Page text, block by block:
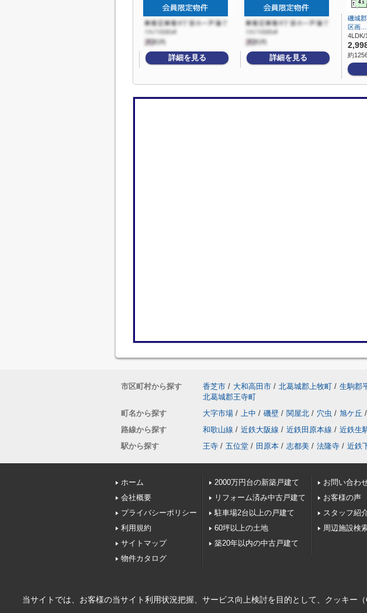
詳細を見る 詳細を見る
磯城
区画…
4LDK/
約
市区町村から探す 香芝市 / 大和高田市 / 北葛城郡上牧町 / 生駒郡
北葛城郡王寺町
町名から探す
大字市場 / 上中 / 磯壁 / 関屋北 / 穴虫 / 旭ケ丘 /
路線から探す
和歌山線 / 近鉄大阪線 / 近鉄田原本線 / 近鉄生
駅から探す
王寺 / 五位堂 / 田原本 / 志都美 / 法隆寺 / 近鉄
ホーム
会社概要
プライバシーポリシー
利用規約
サイトマップ
物件カタログ
2000万円台の新築戸建て
リフォーム済み中古戸建て
駐車場2台以上の戸建て
60坪以上の土地
築20年以内の中古戸建て
お問い合わ
お客様の声
スタッフ紹
周辺施設検
当サイトでは、お客様の当サイト利用状況把握、サービス向上検討を目的として、クッキー